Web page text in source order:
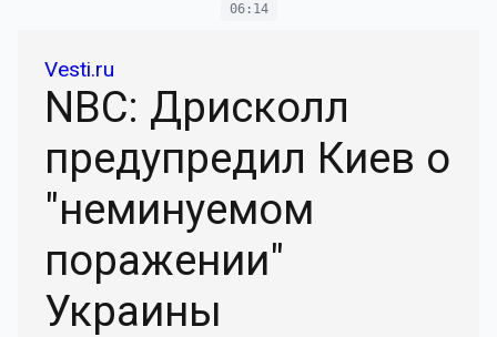
06:14
Vesti.ru
NBC: Дрисколл
предупредил Киев о
"неминуемом
поражении"
Украины